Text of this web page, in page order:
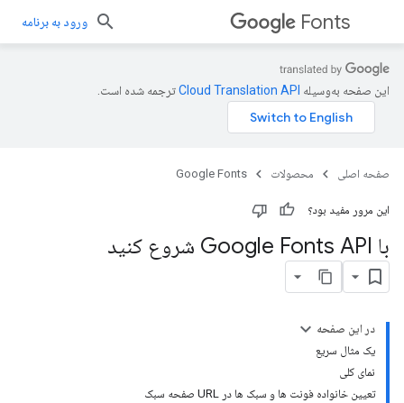
Fonts ورود به برنامه
این صفحه به‌وسیله ترجمه شده است.
صفحه اصلی محصولات Google Fonts
این مرور مفید بود؟
با Google Fonts API شروع کنید
در این صفحه
یک مثال سریع
نمای کلی
تعیین خانواده فونت ها و سبک ها در URL صفحه سبک